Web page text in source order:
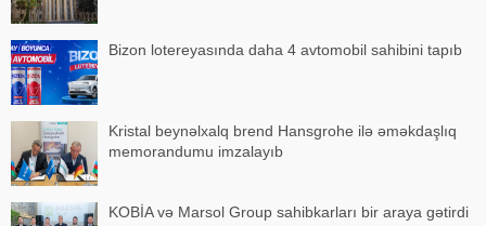
Bizon lotereyasında daha 4 avtomobil sahibini tapıb
Kristal beynəlxalq brend Hansgrohe ilə əməkdaşlıq
memorandumu imzalayıb
KOBİA və Marsol Group sahibkarları bir araya gətirdi